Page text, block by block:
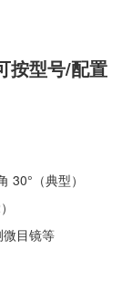
按型号/配置
30°（典型）
目镜等